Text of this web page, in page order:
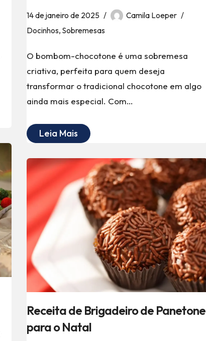
14 de janeiro de 2025
Camila Loeper
Docinhos, Sobremesas
O bombom-chocotone é uma sobremesa
criativa, perfeita para quem deseja
transformar o tradicional chocotone em algo
ainda mais especial. Com…
Leia Mais
Receita de Brigadeiro de Panetone
para o Natal